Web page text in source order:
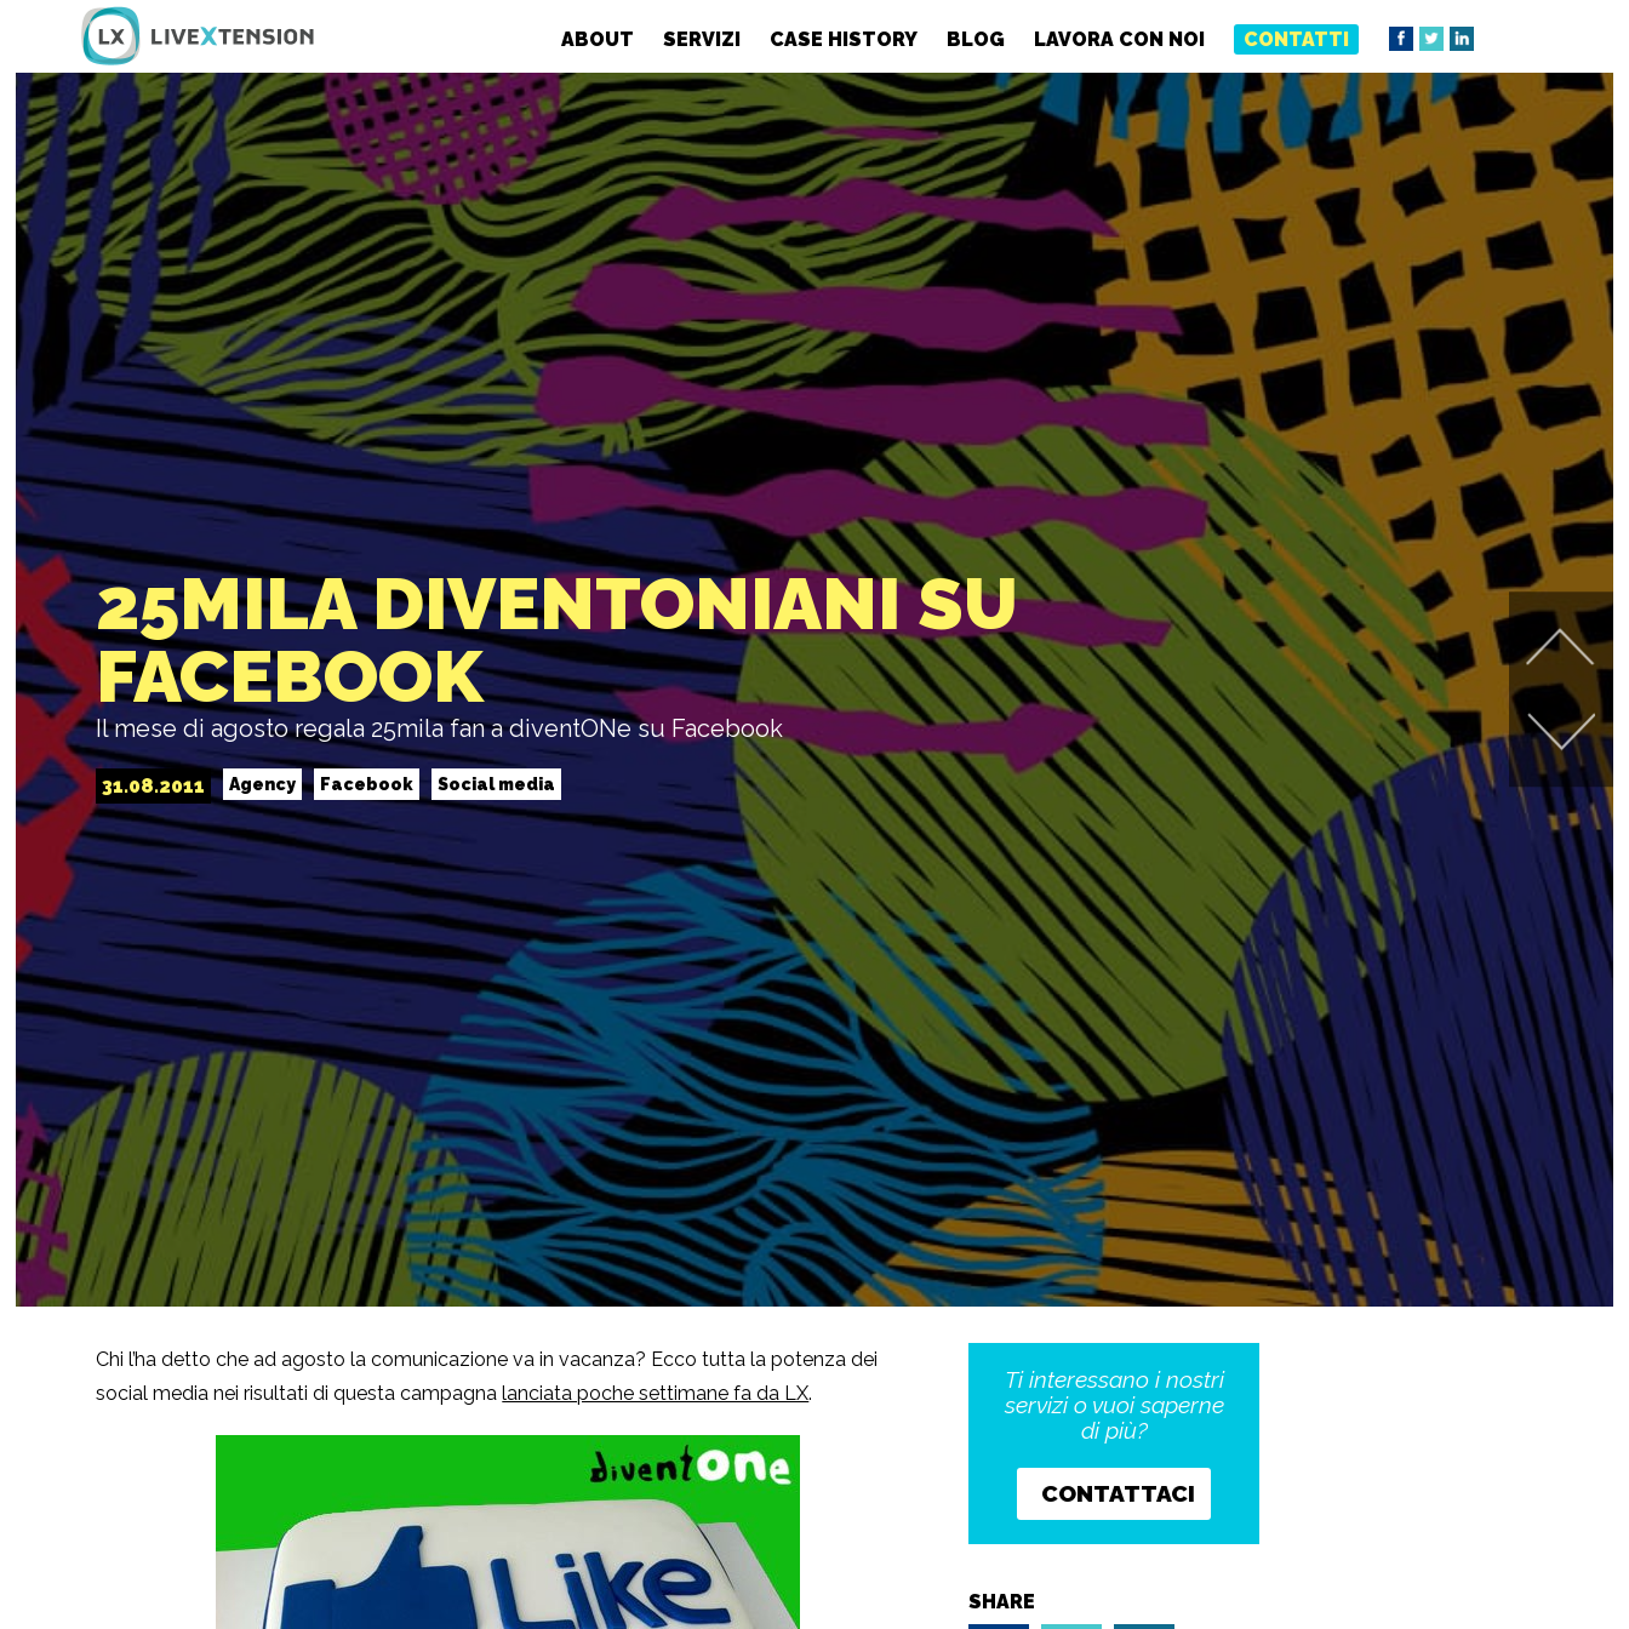
ABOUT SERVIZI CASE HISTORY BLOG LAVORA CON NOI CONTATTI
25MILA DIVENTONIANI SU
FACEBOOK
Il mese di agosto regala 25mila fan a diventONe su Facebook
31.08.2011 Agency Facebook Social media
Chi l’ha detto che ad agosto la comunicazione va in vacanza? Ecco tutta la potenza dei
social media nei risultati di questa campagnalanciata poche settimane fa da LX.
Ti interessano i nostri
servizi o vuoi saperne
di più?
CONTATTACI
SHARE